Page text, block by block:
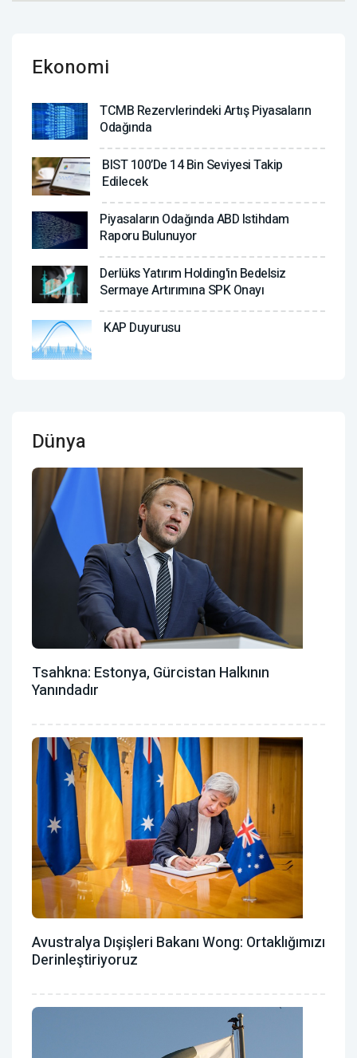
Ekonomi
TCMB Rezervlerindeki Artış Piyasaların
Odağında
BIST 100’de 14 Bin Seviyesi Takip
Edilecek
Piyasaların Odağında ABD Istihdam
Raporu Bulunuyor
Derlüks Yatırım Holding'in Bedelsiz
Sermaye Artırımına SPK Onayı
KAP Duyurusu
Dünya
Tsahkna: Estonya, Gürcistan Halkının
Yanındadır
Avustralya Dışişleri Bakanı Wong: Ortaklığımızı
Derinleştiriyoruz